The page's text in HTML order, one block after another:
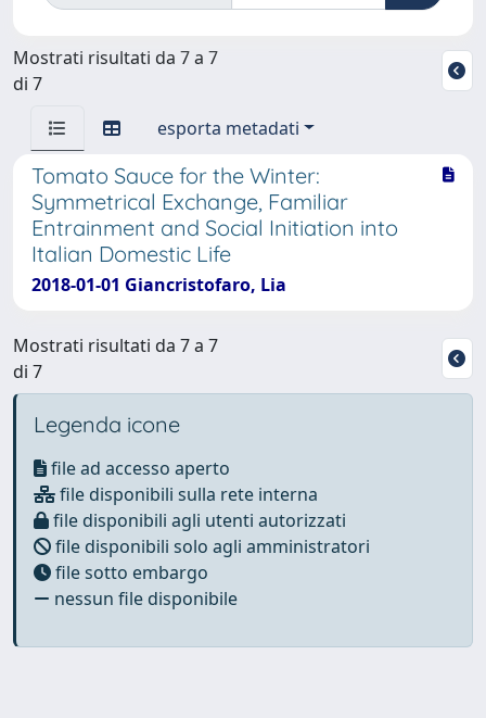
Mostrati risultati da 7 a 7
di 7
esporta metadati
Tomato Sauce for the Winter:
Symmetrical Exchange, Familiar
Entrainment and Social Initiation into
Italian Domestic Life
2018-01-01 Giancristofaro, Lia
Mostrati risultati da 7 a 7
di 7
Legenda icone
file ad accesso aperto
file disponibili sulla rete interna
file disponibili agli utenti autorizzati
file disponibili solo agli amministratori
file sotto embargo
nessun file disponibile